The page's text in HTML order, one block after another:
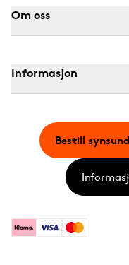
Om oss
Informasjon
KlarnaVisa Mastercard
Bestill